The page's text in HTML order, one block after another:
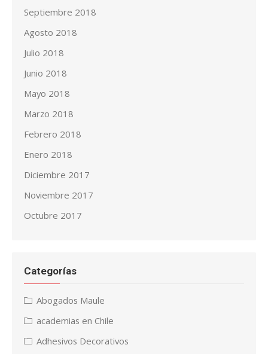
Septiembre 2018
Agosto 2018
Julio 2018
Junio 2018
Mayo 2018
Marzo 2018
Febrero 2018
Enero 2018
Diciembre 2017
Noviembre 2017
Octubre 2017
Categorías
Abogados Maule
academias en Chile
Adhesivos Decorativos